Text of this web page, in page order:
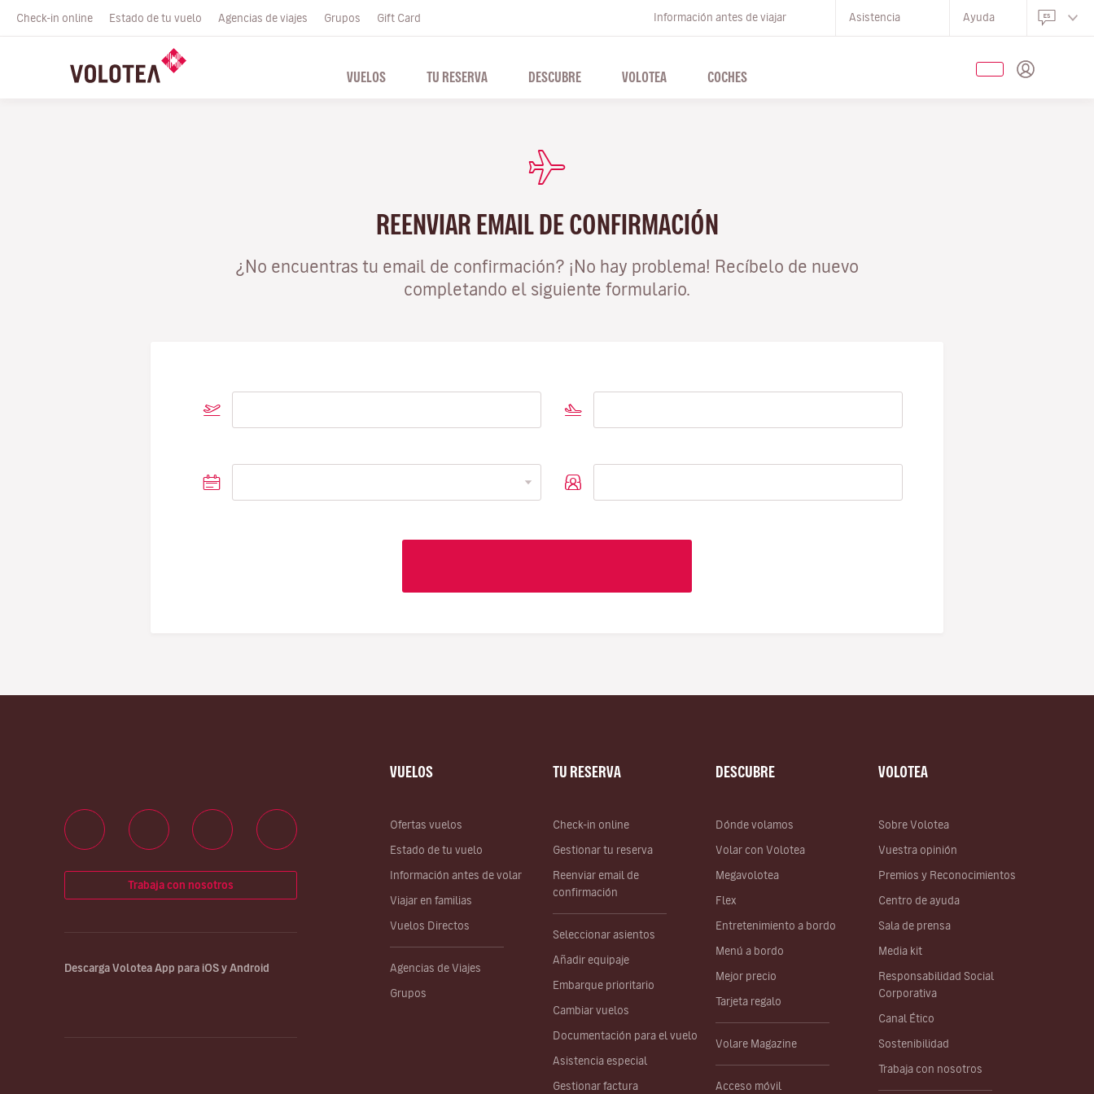
Check-in online Estado de tu vuelo Agencias de viajes Grupos Gift Card Información antes de viajar Asistencia Ayuda
VUELOS TU RESERVA DESCUBRE VOLOTEA COCHES
REENVIAR EMAIL DE CONFIRMACIÓN
¿No encuentras tu email de confirmación? ¡No hay problema! Recíbelo de nuevo
completando el siguiente formulario.
VUELOS
Ofertas vuelos
Estado de tu vuelo
Información antes de volar
Viajar en familias
Vuelos Directos
Agencias de Viajes
Grupos
TU RESERVA
Check-in online
Gestionar tu reserva
Reenviar email de
confirmación
Seleccionar asientos
Añadir equipaje
Embarque prioritario
Cambiar vuelos
Documentación para el vuelo
Asistencia especial
Gestionar factura
DESCUBRE
Dónde volamos
Volar con Volotea
Megavolotea
Flex
Entretenimiento a bordo
Menú a bordo
Mejor precio
Tarjeta regalo
Volare Magazine
Acceso móvil
VOLOTEA
Sobre Volotea
Vuestra opinión
Premios y Reconocimientos
Centro de ayuda
Sala de prensa
Media kit
Responsabilidad Social
Corporativa
Canal Ético
Sostenibilidad
Trabaja con nosotros
Trabaja con nosotros
Descarga Volotea App para iOS y Android